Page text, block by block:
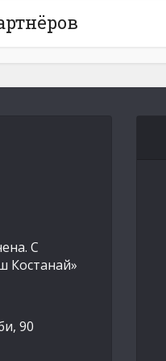
С
Костанай»
90